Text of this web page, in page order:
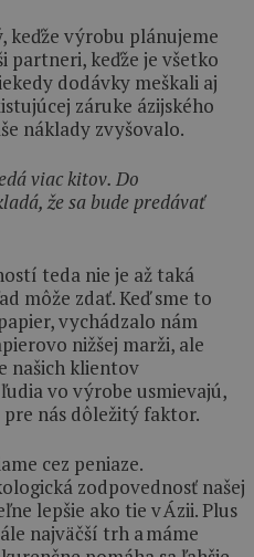
keďže výrobu plánujeme
partneri, keďže je všetko
dodávky meškali aj
záruke ázijského
náklady zvyšovalo.
viac kitov. Do
že sa bude predávať
teda nie je až taká
môže zdať. Keď sme to
vychádzalo nám
nižšej marži, ale
našich klientov
ľudia vo výrobe usmievajú,
nás dôležitý faktor.
cez peniaze.
zodpovednosť našej
lepšie ako tie v Ázii. Plus
najväčší trh a máme